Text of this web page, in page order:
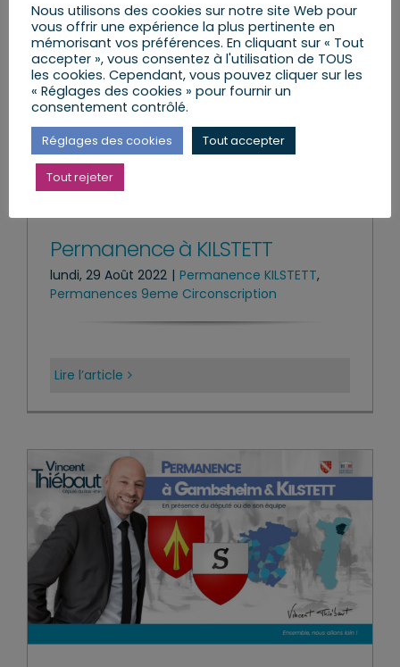
Permanence à KILSTETT
lundi, 29 Août 2022 | Permanence KILSTETT,
Permanences 9eme Circonscription
Lire l’article
Nous utilisons des cookies sur notre site Web pour
vous offrir une expérience la plus pertinente en
mémorisant vos préférences. En cliquant sur « Tout
accepter », vous consentez à l'utilisation de TOUS
les cookies. Cependant, vous pouvez cliquer sur les
« Réglages des cookies » pour fournir un
consentement contrôlé.
Réglages des cookies Tout accepter
Tout rejeter